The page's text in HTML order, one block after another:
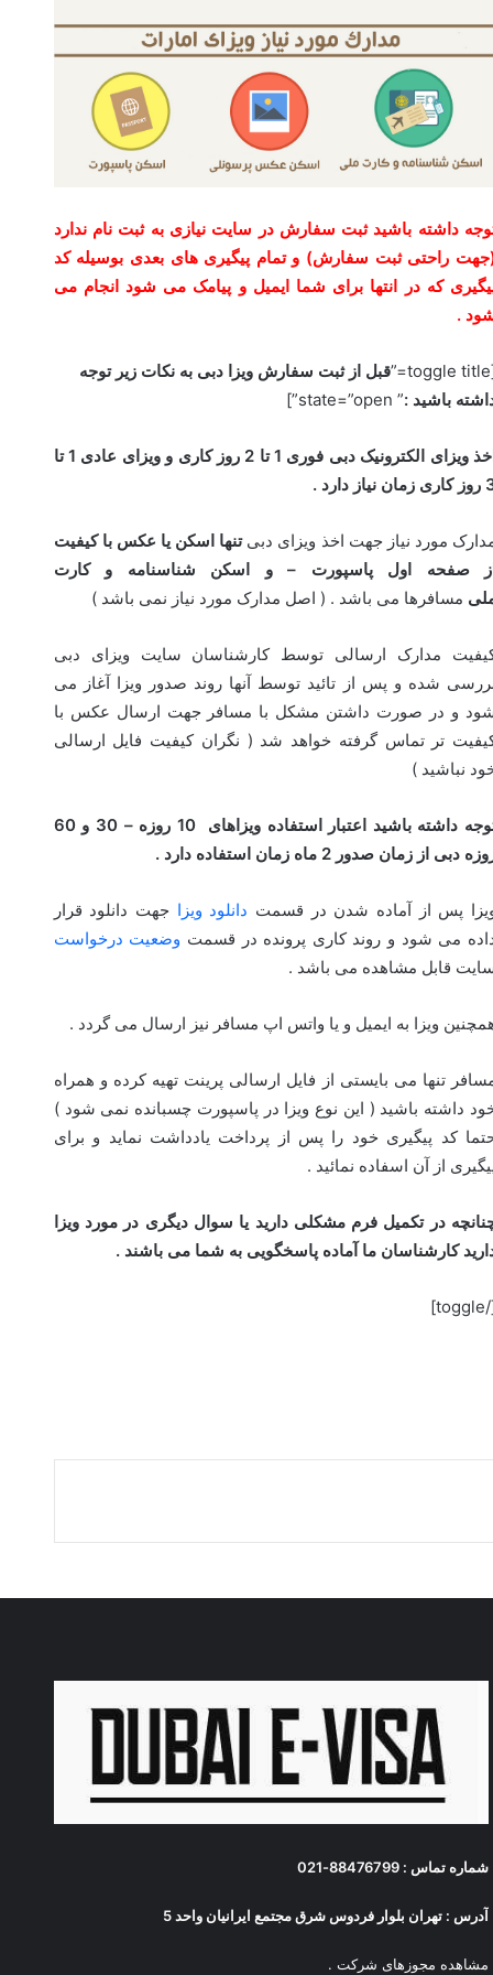
داشته باشید ثبت سفارش در سایت نیازی به ثبت نام ندارد
راحتی ثبت سفارش) و تمام پیگیری های بعدی بوسیله کد
که در انتها برای شما ایمیل و پیامک می شود انجام می
.
قبل از ثبت سفارش ویزا دبی به نکات زیر توجه
باشید :” state=”open”]
اخذ ویزای الکترونیک دبی فوری 1 تا 2 روز کاری و ویزای عادی 1 تا
نیاز دارد .
مورد نیاز جهت اخذ ویزای دبیتنها اسکن یا عکس با کیفیت
از صفحه اول پاسپورت – و اسکن شناسنامه و کارت
مسافرها می باشد . ( اصل مدارک مورد نیاز نمی باشد )
مدارک ارسالی توسط کارشناسان سایت ویزای دبی
شده و پس از تائید توسط آنها روند صدور ویزا آغاز می
و در صورت داشتن مشکل با مسافر جهت ارسال عکس با
تر تماس گرفته خواهد شد ( نگران کیفیت فایل ارسالی
نباشید )
توجه داشته باشید اعتبار استفاده ویزاهای 10 روزه – 30 و 60
دبی از زمان صدور 2 ماه زمان استفاده دارد .
پس از آماده شدن در قسمت دانلود ویزا جهت دانلود قرار
می شود و روند کاری پرونده در قسمت وضعیت درخواست
قابل مشاهده می باشد .
ویزا به ایمیل و یا واتس اپ مسافر نیز ارسال می گردد .
تنها می بایستی از فایل ارسالی پرینت تهیه کرده و همراه
داشته باشید ( این نوع ویزا در پاسپورت چسبانده نمی شود )
کد پیگیری خود را پس از پرداخت یادداشت نماید و برای
از آن اسفاده نمائید .
در تکمیل فرم مشکلی دارید یا سوال دیگری در مورد ویزا
کارشناسان ما آماده پاسخگویی به شما می باشند .
[/
شماره تماس : 88476799-021
آدرس : تهران بلوار فردوس شرق مجتمع ایرانیان واحد 5
مشاهده مجوزهای شرکت.